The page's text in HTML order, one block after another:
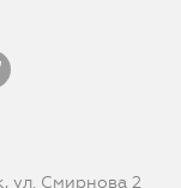
ул. Смирнова 2